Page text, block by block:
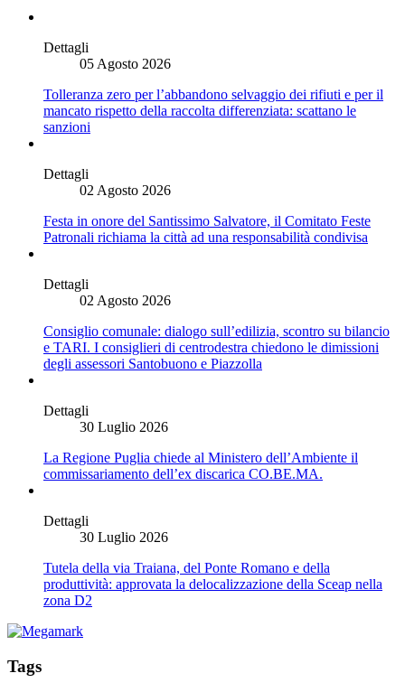
Dettagli
05 Agosto 2026
Tolleranza zero per l’abbandono selvaggio dei rifiuti e per il
mancato rispetto della raccolta differenziata: scattano le
sanzioni
Dettagli
02 Agosto 2026
Festa in onore del Santissimo Salvatore, il Comitato Feste
Patronali richiama la città ad una responsabilità condivisa
Dettagli
02 Agosto 2026
Consiglio comunale: dialogo sull’edilizia, scontro su bilancio
e TARI. I consiglieri di centrodestra chiedono le dimissioni
degli assessori Santobuono e Piazzolla
Dettagli
30 Luglio 2026
La Regione Puglia chiede al Ministero dell’Ambiente il
commissariamento dell’ex discarica CO.BE.MA.
Dettagli
30 Luglio 2026
Tutela della via Traiana, del Ponte Romano e della
produttività: approvata la delocalizzazione della Sceap nella
zona D2
Tags